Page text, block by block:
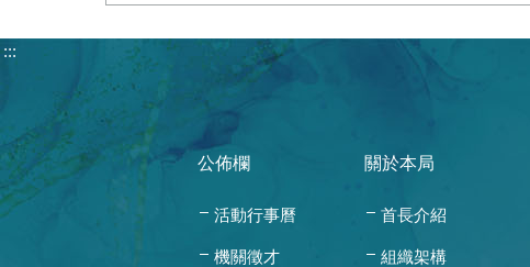
:::
公佈欄
活動行事曆
機關徵才
關於本局
首長介紹
組織架構